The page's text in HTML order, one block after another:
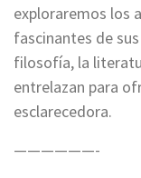
exploraremos los
fascinantes de
filosofía, la
entrelazan para
esclarecedora.
——————-